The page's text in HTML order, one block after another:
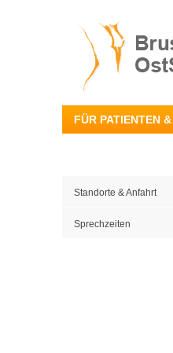
FÜR PATIENTEN
Standorte & Anfahrt
Sprechzeiten